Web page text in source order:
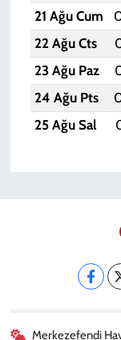
21 Ağu Cum
22 Ağu Cts
23 Ağu Paz
24 Ağu Pts
25 Ağu Sal
Merkezefendi